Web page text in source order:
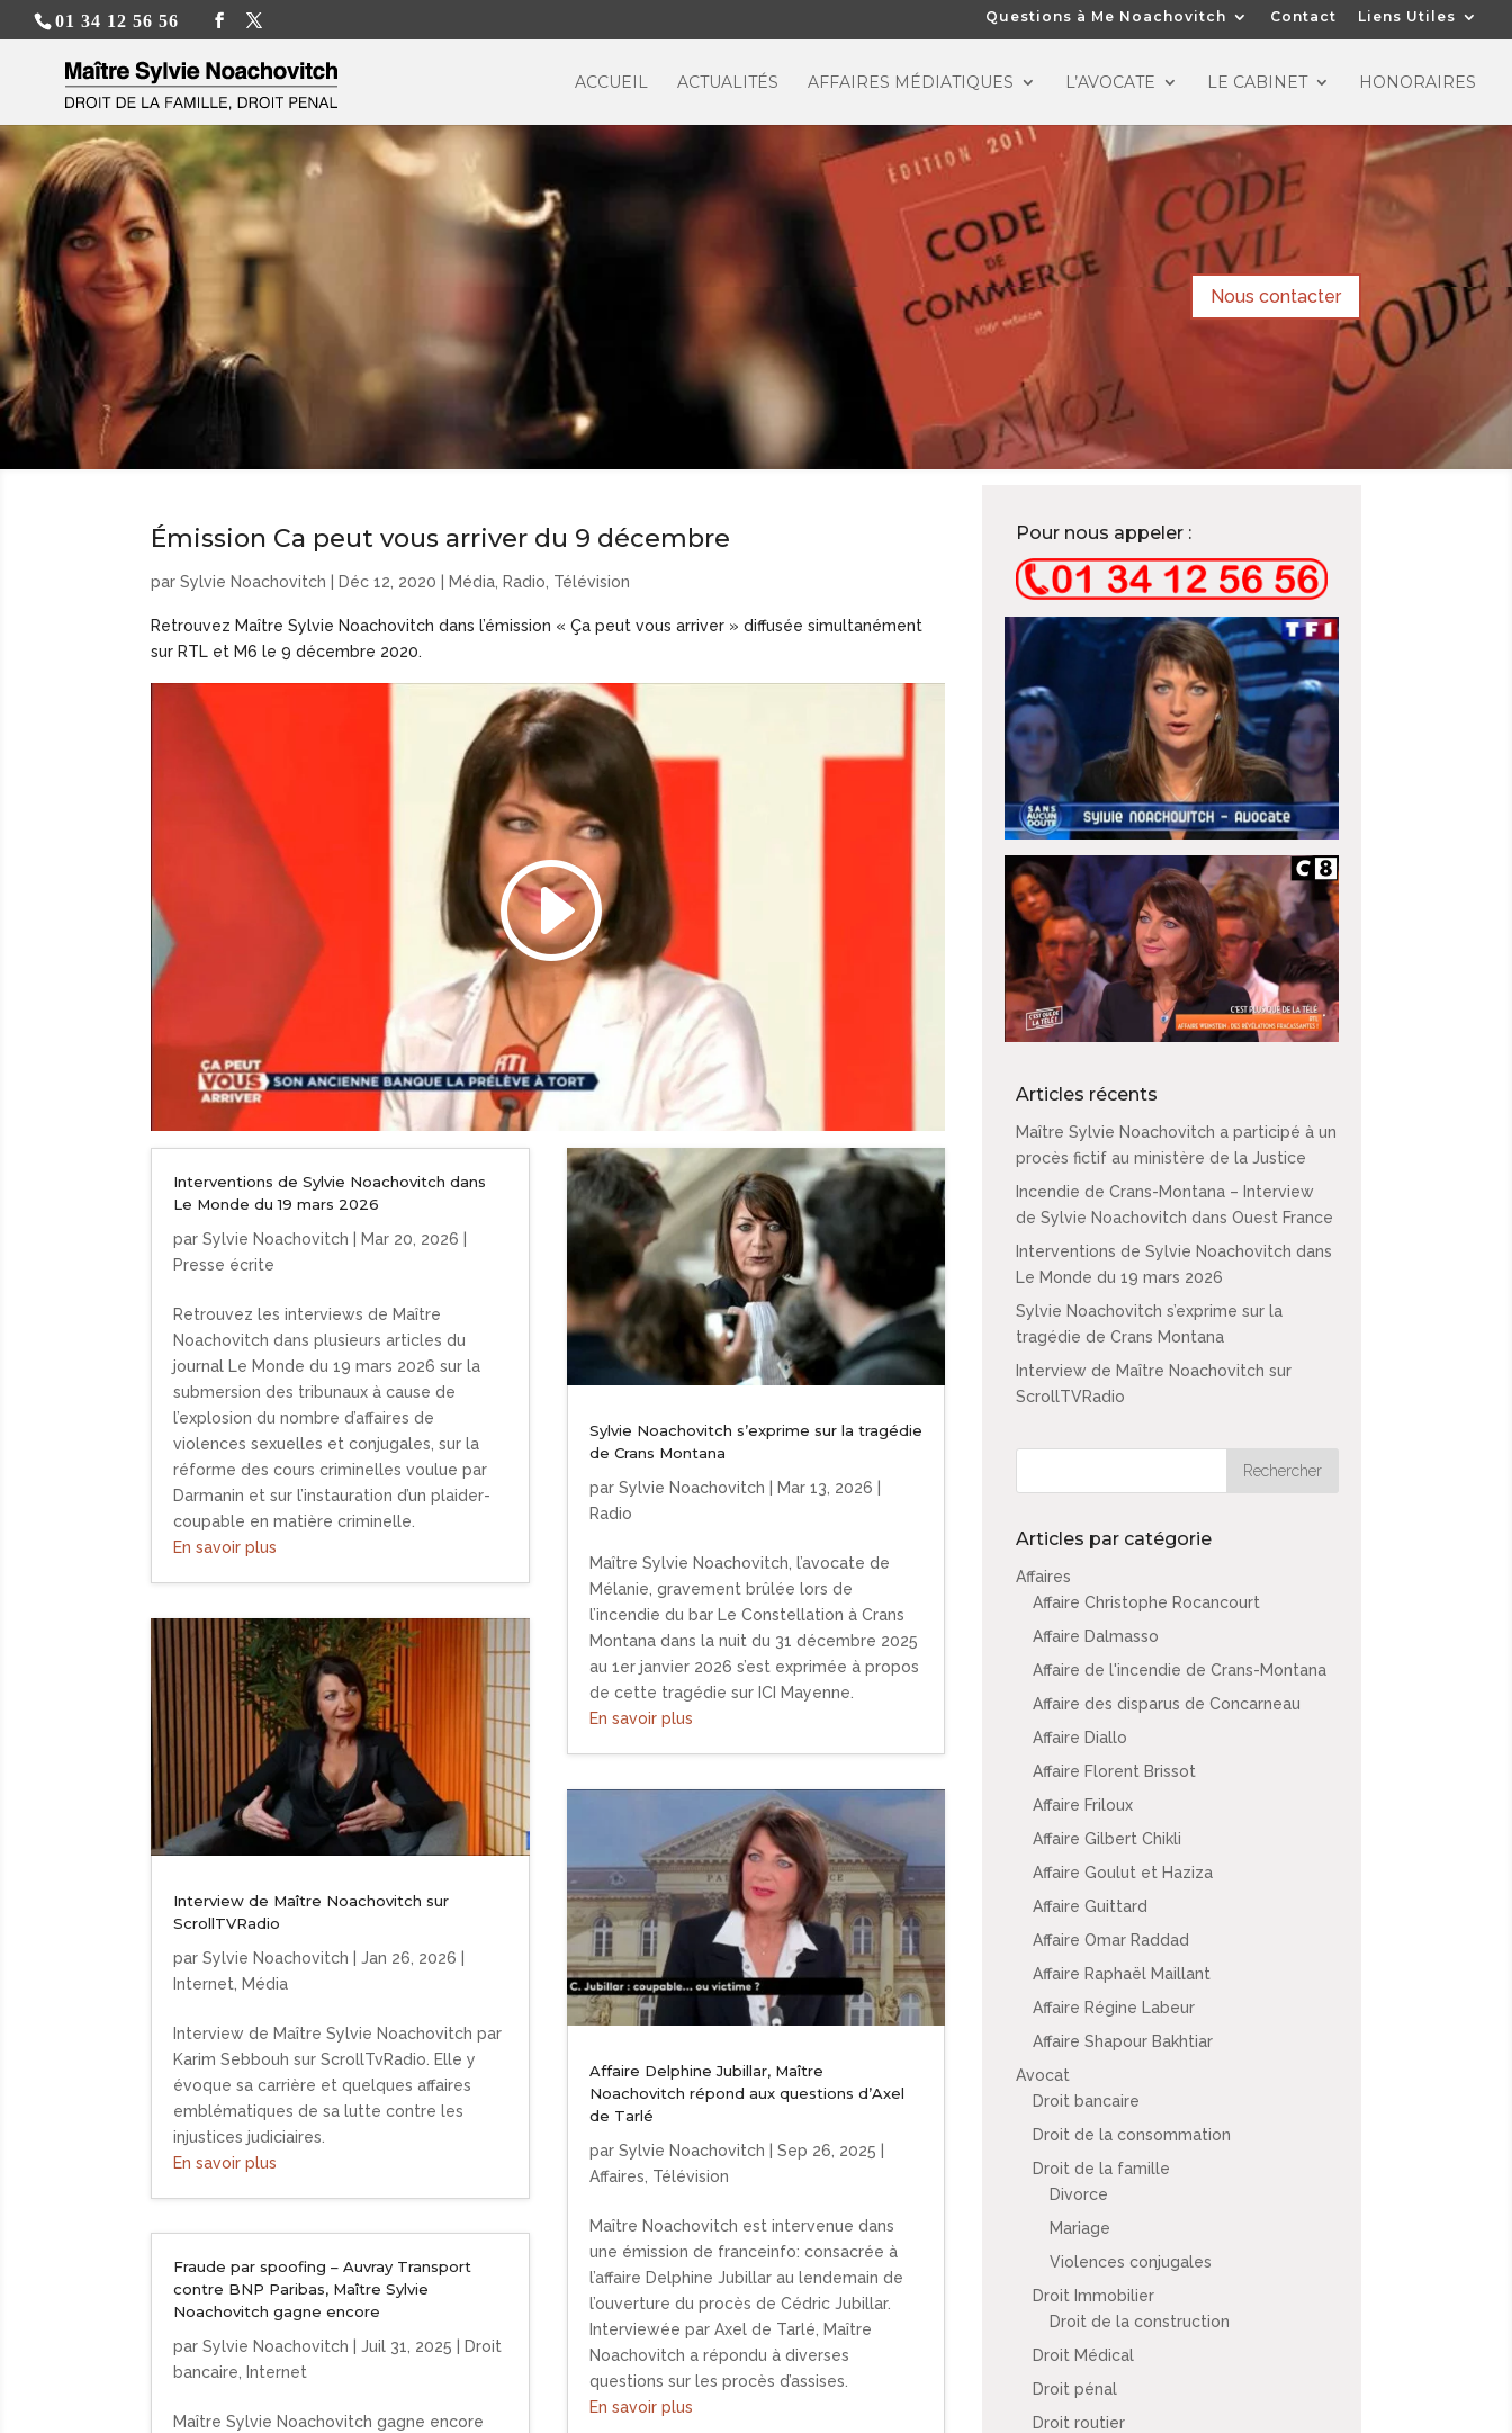
01 34 12 56 56 Questions à Me Noachovitch Contact Liens Utiles
ACCUEIL ACTUALITÉS AFFAIRES MÉDIATIQUES L’AVOCATE LE CABINET HONORAIRES
Nous contacter
Émission Ca peut vous arriver du 9 décembre
parSylvie Noachovitch Déc 12, 2020 Média Radio Télévision
Retrouvez Maître Sylvie Noachovitch dans l’émission « Ça peut vous arriver » diffusée simultanément
sur RTL et M6 le 9 décembre 2020.
Interventions de Sylvie Noachovitch dans
Le Monde du 19 mars 2026
parSylvie Noachovitch Mar 20, 2026
Presse écrite
Retrouvez les interviews de Maître
Noachovitch dans plusieurs articles du
journal Le Monde du 19 mars 2026 sur la
submersion des tribunaux à cause de
l’explosion du nombre d’affaires de
violences sexuelles et conjugales, sur la
réforme des cours criminelles voulue par
Darmanin et sur l’instauration d’un plaider-
coupable en matière criminelle.
En savoir plus
Interview de Maître Noachovitch sur
ScrollTVRadio
parSylvie Noachovitch |Jan 26, 2026
Internet
Média
Interview de Maître Sylvie Noachovitch par
Karim Sebbouh sur ScrollTvRadio. Elle y
évoque sa carrière et quelques affaires
emblématiques de sa lutte contre les
injustices judiciaires.
En savoir plus
Fraude par spoofing – Auvray Transport
contre BNP Paribas, Maître Sylvie
Noachovitch gagne encore
parSylvie Noachovitch |Juil 31, 2025
Droit
bancaire, Internet
Maître Sylvie Noachovitch gagne encore
Sylvie Noachovitch s’exprime sur la tragédie
de Crans Montana
par Sylvie Noachovitch Mar 13, 2026
Radio
Maître Sylvie Noachovitch, l’avocate de
Mélanie, gravement brûlée lors de
l’incendie du bar Le Constellation à Crans
Montana dans la nuit du 31 décembre 2025
au 1er janvier 2026 s’est exprimée à propos
de cette tragédie sur ICI Mayenne.
En savoir plus
Affaire Delphine Jubillar, Maître
Noachovitch répond aux questions d’Axel
de Tarlé
par Sylvie Noachovitch Sep 26, 2025
Affaires, Télévision
Maître Noachovitch est intervenue dans
une émission de franceinfo: consacrée à
l’affaire Delphine Jubillar au lendemain de
l’ouverture du procès de Cédric Jubillar.
Interviewée par Axel de Tarlé, Maître
Noachovitch a répondu à diverses
questions sur les procès d’assises.
En savoir plus
Pour nous appeler :
Articles récents
Maître Sylvie Noachovitch a participé à un
procès fictif au ministère de la Justice
Incendie de Crans-Montana – Interview
de Sylvie Noachovitch dans Ouest France
Interventions de Sylvie Noachovitch dans
Le Monde du 19 mars 2026
Sylvie Noachovitch s’exprime sur la
tragédie de Crans Montana
Interview de Maître Noachovitch sur
ScrollTVRadio
Articles par catégorie
Affaires
Affaire Christophe Rocancourt
Affaire Dalmasso
Affaire de l'incendie de Crans-Montana
Affaire des disparus de Concarneau
Affaire Diallo
Affaire Florent Brissot
Affaire Friloux
Affaire Gilbert Chikli
Affaire Goulut et Haziza
Affaire Guittard
Affaire Omar Raddad
Affaire Raphaël Maillant
Affaire Régine Labeur
Affaire Shapour Bakhtiar
Avocat
Droit bancaire
Droit de la consommation
Droit de la famille
Divorce
Mariage
Violences conjugales
Droit Immobilier
Droit de la construction
Droit Médical
Droit pénal
Droit routier